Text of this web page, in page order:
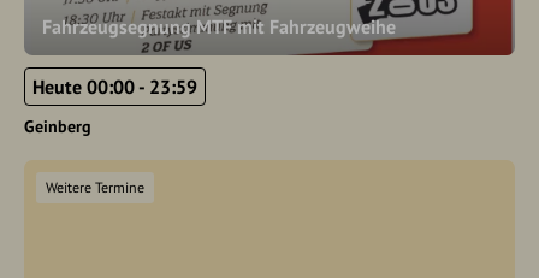
Fahrzeugsegnung MTF mit Fahrzeugweihe
Heute 00:00 - 23:59
Geinberg
Weitere Termine